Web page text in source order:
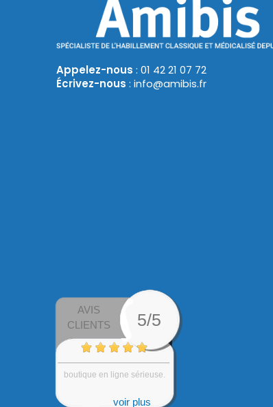
Appelez-nous : 01 42 21 07 72
Écrivez-nous : info@amibis.fr
AVIS
CLIENTS
5/5
livraison conforme a la
voir plus